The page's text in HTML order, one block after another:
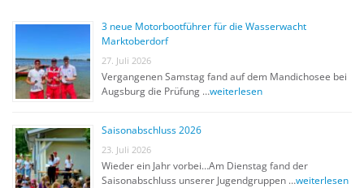
3 neue Motorbootführer für die Wasserwacht
Marktoberdorf
27. Juli 2026
Vergangenen Samstag fand auf dem Mandichosee bei
Augsburg die Prüfung …weiterlesen
Saisonabschluss 2026
23. Juli 2026
Wieder ein Jahr vorbei…Am Dienstag fand der
Saisonabschluss unserer Jugendgruppen …weiterlesen